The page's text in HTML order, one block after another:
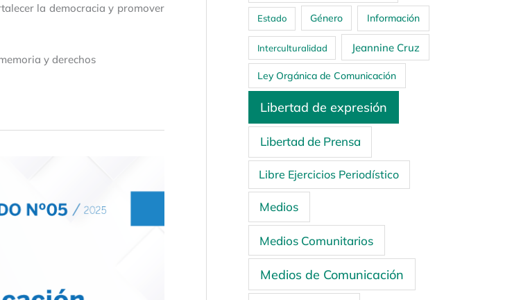
la democracia y promover
y derechos
Estado Género Información
Interculturalidad Jeannine Cruz
Ley Orgánica de Comunicación
Libertad de expresión
Libertad de Prensa
Libre Ejercicios Periodístico
Medios
Medios Comunitarios
Medios de Comunicación